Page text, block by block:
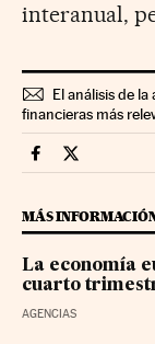
interanual,
El análisis de
financieras más
EconomiaEconomia
MÁS
La economía
cuarto
AGENCIAS